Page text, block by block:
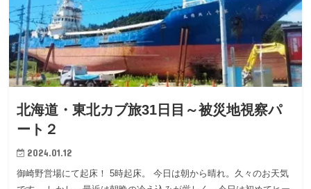
北海道・東北カブ旅31日目～被災地視察パ
ート２
2024.01.12
御崎野営場にて起床！ 5時起床。 今日は朝から晴れ。久々のお天気